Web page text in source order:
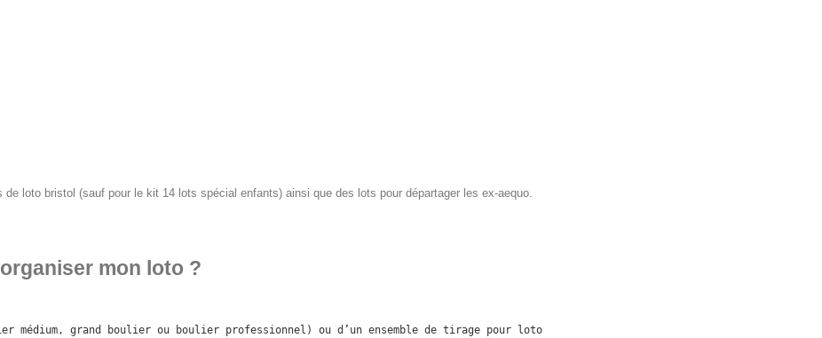
loto bristol (sauf pour le kit 14 lots spécial enfants) ainsi que des lots pour départager les ex-aequo.
mon loto ?
grand boulier ou boulier professionnel) ou d’un ensemble de tirage pour loto